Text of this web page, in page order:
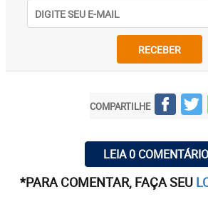
RECEBER
COMPARTILHE
LEIA 0
*PARA COMENTAR, FAÇA SEU